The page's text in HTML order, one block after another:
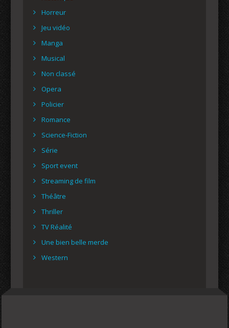
Horreur
Jeu vidéo
Manga
Musical
Non classé
Opera
Policier
Romance
Science-Fiction
Série
Sport event
Streaming de film
Théâtre
Thriller
TV Réalité
Une bien belle merde
Western